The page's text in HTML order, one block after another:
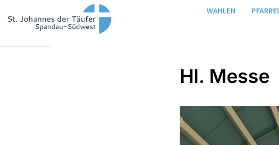
WAHLEN PFARREI
Hl. Messe